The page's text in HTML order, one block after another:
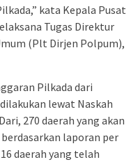
kata Kepala Pusat
Tugas Direktur
(Plt Dirjen Polpum),
Pilkada dari
lewat Naskah
270 daerah yang akan
laporan per
daerah yang telah